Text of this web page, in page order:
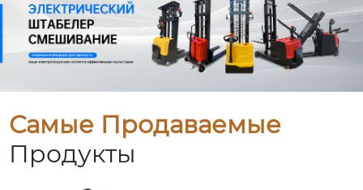
Самые Продаваемые
Продукты